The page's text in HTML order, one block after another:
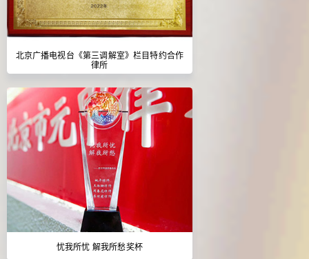
北京广播电视台《第三调解室》栏目特约合作
律所
忧我所忧 解我所愁奖杯